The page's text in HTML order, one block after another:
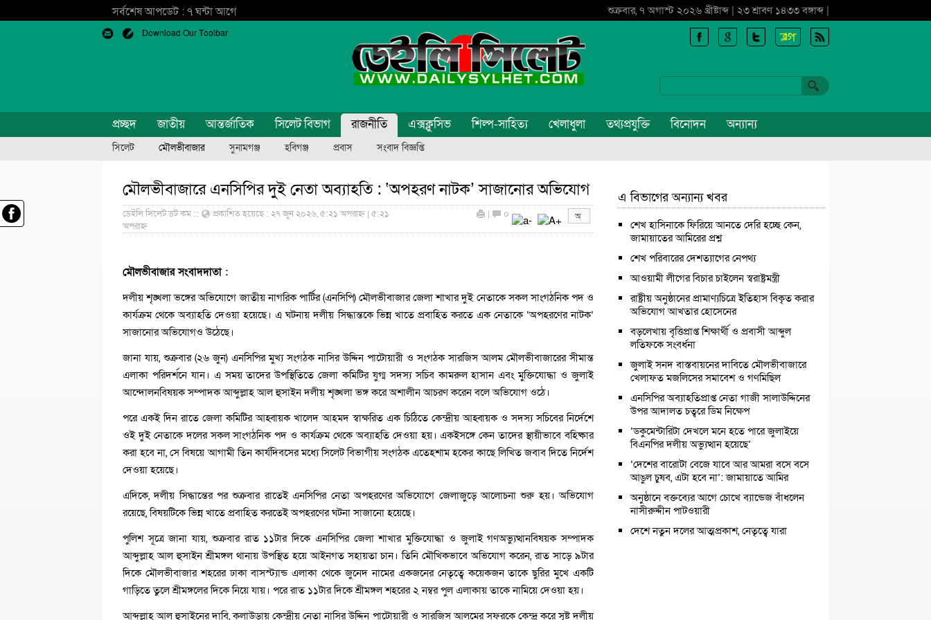
সর্বশেষ আপডেট : ৭ ঘন্টা আগে শুক্রবার, ৭ অগাস্ট ২০২৬ খ্রীষ্টাব্দ | ২৩ শ্রাবণ ১৪৩৩ বঙ্গাব্দ |
Download Our Toolbar
প্রচ্ছদ জাতীয় আন্তর্জাতিক সিলেট বিভাগ রাজনীতি এক্সক্লুসিভ শিল্প-সাহিত্য খেলাধুলা তথ্যপ্রযুক্তি বিনোদন অন্যান্য
সিলেট মৌলভীবাজার সুনামগঞ্জ হবিগঞ্জ প্রবাস সংবাদ বিজ্ঞপ্তি
মৌলভীবাজারে এনসিপির দুই নেতা অব্যাহতি : ‘অপহরণ নাটক’ সাজানোর অভিযোগ
ডেইলি সিলেট ডট কম ::
প্রকাশিত হয়েছে : ২৭ জুন ২০২৬, ৫:২১ অপরাহ্ন | ৫:২১
অপরাহ্ন
| ০
মৌলভীবাজার সংবাদদাতা :
দলীয় শৃঙ্খলা ভঙ্গের অভিযোগে জাতীয় নাগরিক পার্টির (এনসিপি) মৌলভীবাজার জেলা শাখার দুই নেতাকে সকল সাংগঠনিক পদ ও
কার্যক্রম থেকে অব্যাহতি দেওয়া হয়েছে। এ ঘটনায় দলীয় সিদ্ধান্তকে ভিন্ন খাতে প্রবাহিত করতে এক নেতাকে ‘অপহরণের নাটক’
সাজানোর অভিযোগও উঠেছে।
জানা যায়, শুক্রবার (২৬ জুন) এনসিপির মুখ্য সংগঠক নাসির উদ্দিন পাটোয়ারী ও সংগঠক সারজিস আলম মৌলভীবাজারের সীমান্ত
এলাকা পরিদর্শনে যান। এ সময় তাদের উপস্থিতিতে জেলা কমিটির যুগ্ম সদস্য সচিব কামরুল হাসান এবং মুক্তিযোদ্ধা ও জুলাই
আন্দোলনবিষয়ক সম্পাদক আব্দুল্লাহ আল হুসাইন দলীয় শৃঙ্খলা ভঙ্গ করে অশালীন আচরণ করেন বলে অভিযোগ ওঠে।
পরে একই দিন রাতে জেলা কমিটির আহ্বায়ক খালেদ আহমদ স্বাক্ষরিত এক চিঠিতে কেন্দ্রীয় আহ্বায়ক ও সদস্য সচিবের নির্দেশে
ওই দুই নেতাকে দলের সকল সাংগঠনিক পদ ও কার্যক্রম থেকে অব্যাহতি দেওয়া হয়। একইসঙ্গে কেন তাদের স্থায়ীভাবে বহিষ্কার
করা হবে না, সে বিষয়ে আগামী তিন কার্যদিবসের মধ্যে সিলেট বিভাগীয় সংগঠক এতেহশাম হকের কাছে লিখিত জবাব দিতে নির্দেশ
দেওয়া হয়েছে।
এদিকে, দলীয় সিদ্ধান্তের পর শুক্রবার রাতেই এনসিপির নেতা অপহরণের অভিযোগে জেলাজুড়ে আলোচনা শুরু হয়। অভিযোগ
রয়েছে, বিষয়টিকে ভিন্ন খাতে প্রবাহিত করতেই অপহরণের ঘটনা সাজানো হয়েছে।
পুলিশ সূত্রে জানা যায়, শুক্রবার রাত ১১টার দিকে এনসিপির জেলা শাখার মুক্তিযোদ্ধা ও জুলাই গণঅভ্যুত্থানবিষয়ক সম্পাদক
আব্দুল্লাহ আল হুসাইন শ্রীমঙ্গল থানায় উপস্থিত হয়ে আইনগত সহায়তা চান। তিনি মৌখিকভাবে অভিযোগ করেন, রাত সাড়ে ৯টার
দিকে মৌলভীবাজার শহরের ঢাকা বাসস্ট্যান্ড এলাকা থেকে জুনেদ নামের একজনের নেতৃত্বে কয়েকজন তাকে ছুরির মুখে একটি
গাড়িতে তুলে শ্রীমঙ্গলের দিকে নিয়ে যায়। পরে রাত ১১টার দিকে শ্রীমঙ্গল শহরের ২ নম্বর পুল এলাকায় তাকে নামিয়ে দেওয়া হয়।
আব্দুল্লাহ আল হুসাইনের দাবি, কুলাউড়ায় কেন্দ্রীয় নেতা নাসির উদ্দিন পাটোয়ারী ও সারজিস আলমের সফরকে কেন্দ্র করে সৃষ্ট দলীয়
এ বিভাগের অন্যান্য খবর
শেখ হাসিনাকে ফিরিয়ে আনতে দেরি হচ্ছে কেন,
জামায়াতের আমিরের প্রশ্ন
শেখ পরিবারের দেশত্যাগের নেপথ্য
আওয়ামী লীগের বিচার চাইলেন স্বরাষ্ট্রমন্ত্রী
রাষ্ট্রীয় অনুষ্ঠানের প্রামাণ্যচিত্রে ইতিহাস বিকৃত করার
অভিযোগ আখতার হোসেনের
বড়লেখায় বৃত্তিপ্রাপ্ত শিক্ষার্থী ও প্রবাসী আব্দুল
লতিফকে সংবর্ধনা
জুলাই সনদ বাস্তবায়নের দাবিতে মৌলভীবাজারে
খেলাফত মজলিসের সমাবেশ ও গণমিছিল
এনসিপির অব্যাহতিপ্রাপ্ত নেতা গাজী সালাউদ্দিনের
উপর আদালত চত্বরে ডিম নিক্ষেপ
‘ডকুমেন্টারিটা দেখলে মনে হতে পারে জুলাইয়ে
বিএনপির দলীয় অভ্যুত্থান হয়েছে’
‘দেশের বারোটা বেজে যাবে আর আমরা বসে বসে
আঙুল চুষব, এটা হবে না’: জামায়াতে আমির
অনুষ্ঠানে বক্তব্যের আগে চোখে ব্যান্ডেজ বাঁধলেন
নাসীরুদ্দীন পাটওয়ারী
দেশে নতুন দলের আত্মপ্রকাশ, নেতৃত্বে যারা